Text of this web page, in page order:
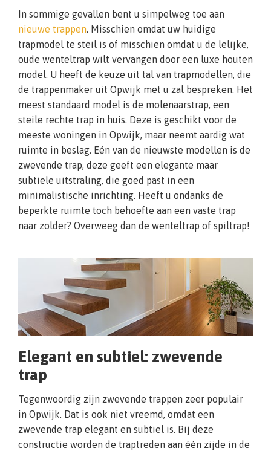
In sommige gevallen bent u simpelweg toe aan
nieuwe trappen. Misschien omdat uw huidige
trapmodel te steil is of misschien omdat u de lelijke,
oude wenteltrap wilt vervangen door een luxe houten
model. U heeft de keuze uit tal van trapmodellen, die
de trappenmaker uit Opwijk met u zal bespreken. Het
meest standaard model is de molenaarstrap, een
steile rechte trap in huis. Deze is geschikt voor de
meeste woningen in Opwijk, maar neemt aardig wat
ruimte in beslag. Eén van de nieuwste modellen is de
zwevende trap, deze geeft een elegante maar
subtiele uitstraling, die goed past in een
minimalistische inrichting. Heeft u ondanks de
beperkte ruimte toch behoefte aan een vaste trap
naar zolder? Overweeg dan de wenteltrap of spiltrap!
Elegant en subtiel: zwevende
trap
Tegenwoordig zijn zwevende trappen zeer populair
in Opwijk. Dat is ook niet vreemd, omdat een
zwevende trap elegant en subtiel is. Bij deze
constructie worden de traptreden aan één zijde in de